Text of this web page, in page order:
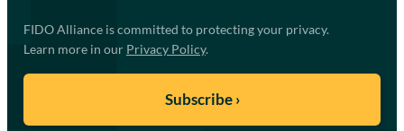
FIDO Alliance is committed to protecting your privacy.
Learn more in our Privacy Policy.